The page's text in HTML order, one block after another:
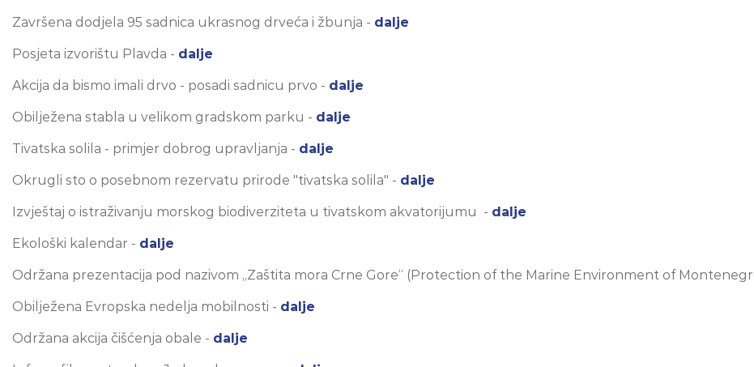
Završena dodjela 95 sadnica ukrasnog drveća i žbunja - dalje
Posjeta izvorištu Plavda - dalje
Akcija da bismo imali drvo - posadi sadnicu prvo - dalje
Obilježena stabla u velikom gradskom parku - dalje
Tivatska solila - primjer dobrog upravljanja - dalje
Okrugli sto o posebnom rezervatu prirode "tivatska solila" - dalje
Izvještaj o istraživanju morskog biodiverziteta u tivatskom akvatorijumu - dalje
Ekološki kalendar - dalje
Održana prezentacija pod nazivom „Zaštita mora Crne Gore“ (Protection of the Marine Environment of
Obilježena Evropska nedelja mobilnosti - dalje
Održana akcija čišćenja obale - dalje